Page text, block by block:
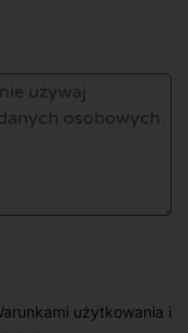
użytkowania i